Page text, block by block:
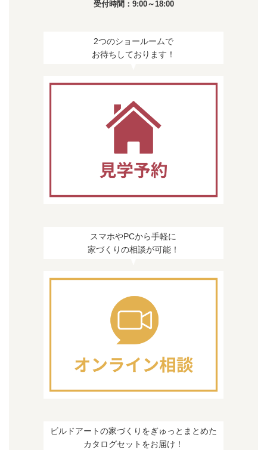
受付時間：9:00～18:00
2つのショールームで
お待ちしております！
スマホやPCから手軽に
家づくりの相談が可能！
ビルドアートの家づくりをぎゅっとまとめた
カタログセットをお届け！